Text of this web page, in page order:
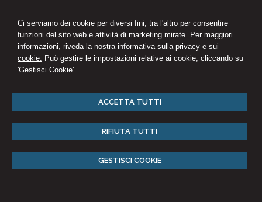
Ci serviamo dei cookie per diversi fini, tra l'altro per consentire
funzioni del sito web e attività di marketing mirate. Per maggiori
informazioni, riveda la nostra informativa sulla privacy e sui
cookie. Può gestire le impostazioni relative ai cookie, cliccando su
'Gestisci Cookie'
ACCETTA TUTTI
RIFIUTA TUTTI
GESTISCI COOKIE